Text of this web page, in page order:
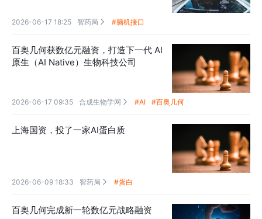
2026-06-17 18:25 智药局  #脑机接口
百奥几何获数亿元融资，打造下一代 AI
原生（AI Native）生物科技公司
2026-06-17 09:35 合成生物学网  #AI #百奥几何
上海国资，投了一家AI蛋白质
2026-06-09 18:33 智药局  #蛋白
百奥几何完成新一轮数亿元战略融资